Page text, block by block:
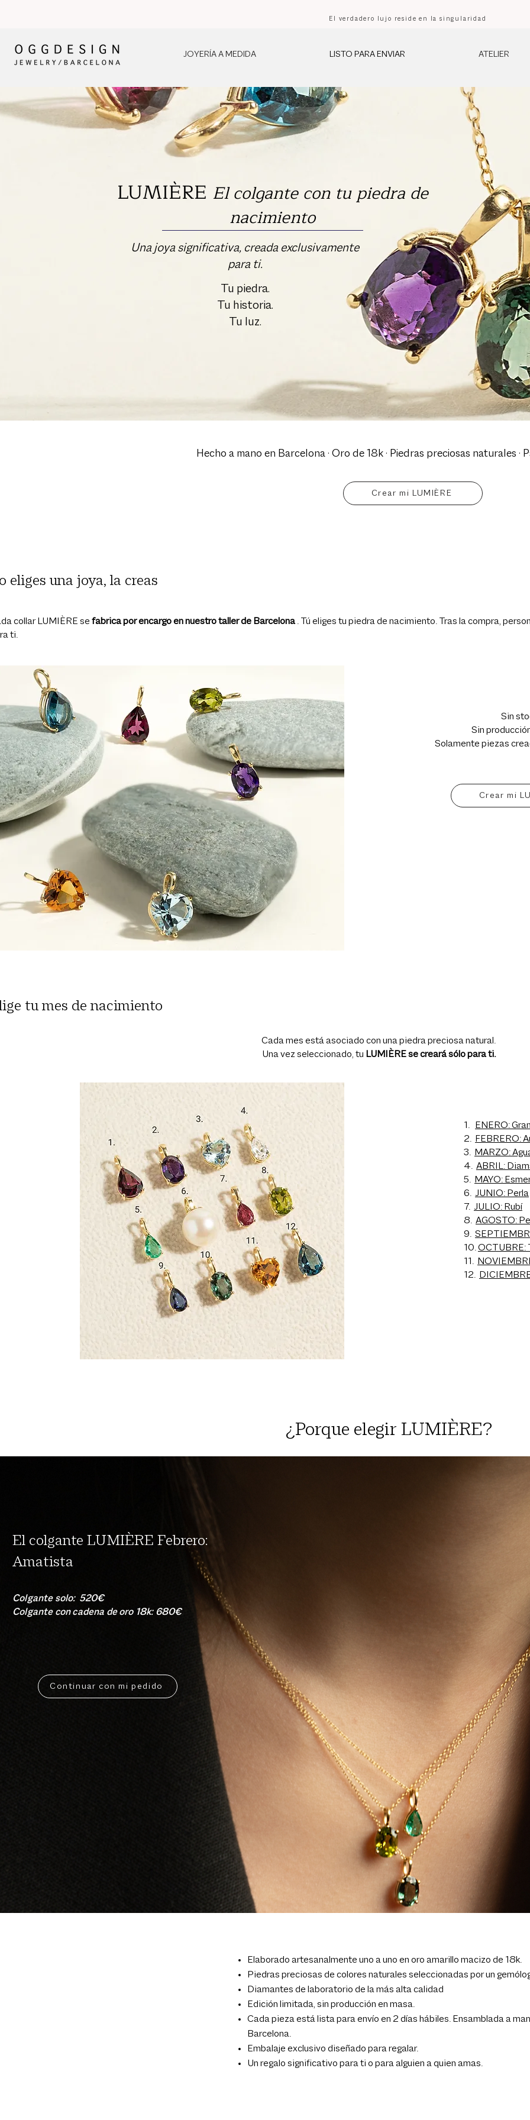
El verdadero lujo reside en la singularidad
JOYERÍA A MEDIDA LISTO PARA ENVIAR ATELIER
LUMIÈRE El colgante con tu piedra de
nacimiento
Una joya significativa, creada exclusivamente
para ti.
Tu piedra.
Tu historia.
Tu luz.
Hecho a mano en Barcelona · Oro de 18k · Piedras preciosas naturales ·
Crear mi LUMIÈRE
eliges una joya, la creas
collar LUMIÈRE se fabrica por encargo en nuestro taller de Barcelona. Tú eliges tu piedra de nacimiento. Tras la compra,
ti.
Sin
Sin
Solamente piezas
Crear mi
tu mes de nacimiento
Cada mes está asociado con una piedra preciosa natural.
Una vez seleccionado, tu LUMIÈRE se creará sólo para ti.
1. ENERO:
2. FEBRERO:
3. MARZO:
4. ABRIL:
5. MAYO:
6. JUNIO: Perla
7. JULIO: Rubí
8. AGOSTO:
9.
10.OCTUBRE:
11.
12.
¿Porque elegir LUMIÈRE?
El colgante LUMIÈRE Febrero:
Amatista
Colgante solo: 520€
Colgante con cadena de oro 18k: 680€
Continuar con mi pedido
Elaborado artesanalmente uno a uno en oro amarillo macizo de 18k.
Piedras preciosas de colores naturales seleccionadas por un
Diamantes de laboratorio de la más alta calidad
Edición limitada, sin producción en masa.
Cada pieza está lista para envío en 2 días hábiles. Ensamblada a
Barcelona.
Embalaje exclusivo diseñado para regalar.
Un regalo significativo para ti o para alguien a quien amas.